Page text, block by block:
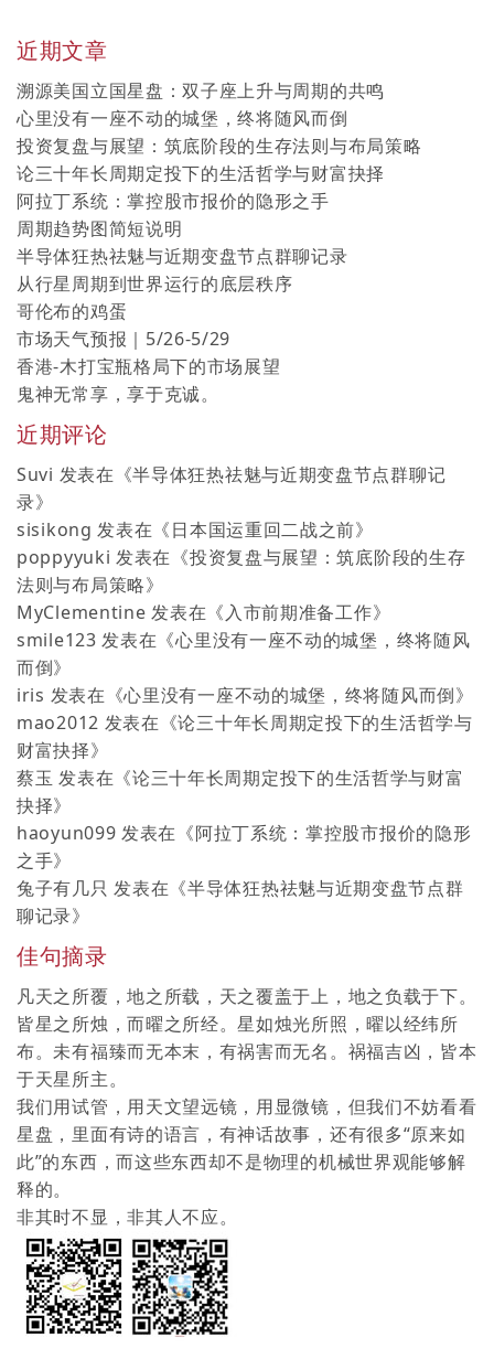
近期文章
溯源美国立国星盘：双子座上升与周期的共鸣
心里没有一座不动的城堡，终将随风而倒
投资复盘与展望：筑底阶段的生存法则与布局策略
论三十年长周期定投下的生活哲学与财富抉择
阿拉丁系统：掌控股市报价的隐形之手
周期趋势图简短说明
半导体狂热祛魅与近期变盘节点群聊记录
从行星周期到世界运行的底层秩序
哥伦布的鸡蛋
市场天气预报｜5/26-5/29
香港-木打宝瓶格局下的市场展望
鬼神无常享，享于克诚。
近期评论
Suvi 发表在《半导体狂热祛魅与近期变盘节点群聊记
录》
sisikong 发表在《日本国运重回二战之前》
poppyyuki 发表在《投资复盘与展望：筑底阶段的生存
法则与布局策略》
MyClementine 发表在《入市前期准备工作》
smile123 发表在《心里没有一座不动的城堡，终将随风
而倒》
iris 发表在《心里没有一座不动的城堡，终将随风而倒》
mao2012 发表在《论三十年长周期定投下的生活哲学与
财富抉择》
蔡玉 发表在《论三十年长周期定投下的生活哲学与财富
抉择》
haoyun099 发表在《阿拉丁系统：掌控股市报价的隐形
之手》
兔子有几只 发表在《半导体狂热祛魅与近期变盘节点群
聊记录》
佳句摘录
凡天之所覆，地之所载，天之覆盖于上，地之负载于下。
皆星之所烛，而曜之所经。星如烛光所照，曜以经纬所
布。未有福臻而无本末，有祸害而无名。祸福吉凶，皆本
于天星所主。
我们用试管，用天文望远镜，用显微镜，但我们不妨看看
星盘，里面有诗的语言，有神话故事，还有很多“原来如
此”的东西，而这些东西却不是物理的机械世界观能够解
释的。
非其时不显，非其人不应。